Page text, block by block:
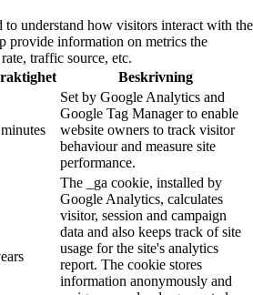
to understand how visitors interact with the
provide information on metrics the
traffic source, etc.
Beskrivning
Set by Google Analytics and
Google Tag Manager to enable
website owners to track visitor
behaviour and measure site
performance.
The _ga cookie, installed by
Google Analytics, calculates
visitor, session and campaign
data and also keeps track of site
usage for the site's analytics
report. The cookie stores
information anonymously and